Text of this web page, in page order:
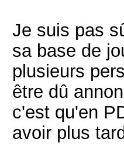
Je suis pas
sa base de
plusieurs
être dû
c'est qu'en
avoir plus